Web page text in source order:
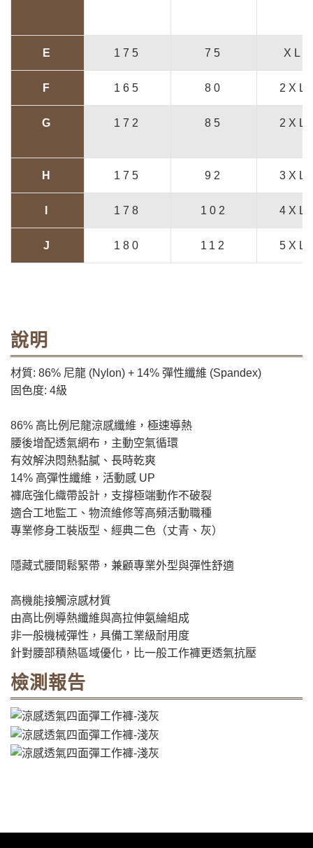
E 175 75 XL
F 165 80 2XL
G 172 85 2XL
H 175 92 3XL
178 102 4XL
J 180 112 5XL
說明
材質: 86% 尼龍 (Nylon) + 14% 彈性纖維 (Spandex)
固色度: 4級
86% 高比例尼龍涼感纖維，極速導熱
腰後增配透氣網布，主動空氣循環
有效解決悶熱黏膩、長時乾爽
14% 高彈性纖維，活動感 UP
褲底強化織帶設計，支撐極端動作不破裂
適合工地監工、物流維修等高頻活動職種
專業修身工裝版型、經典二色（丈青、灰）
隱藏式腰間鬆緊帶，兼顧專業外型與彈性舒適
高機能接觸涼感材質
由高比例導熱纖維與高拉伸氨綸組成
非一般機械彈性，具備工業級耐用度
針對腰部積熱區域優化，比一般工作褲更透氣抗壓
檢測報告